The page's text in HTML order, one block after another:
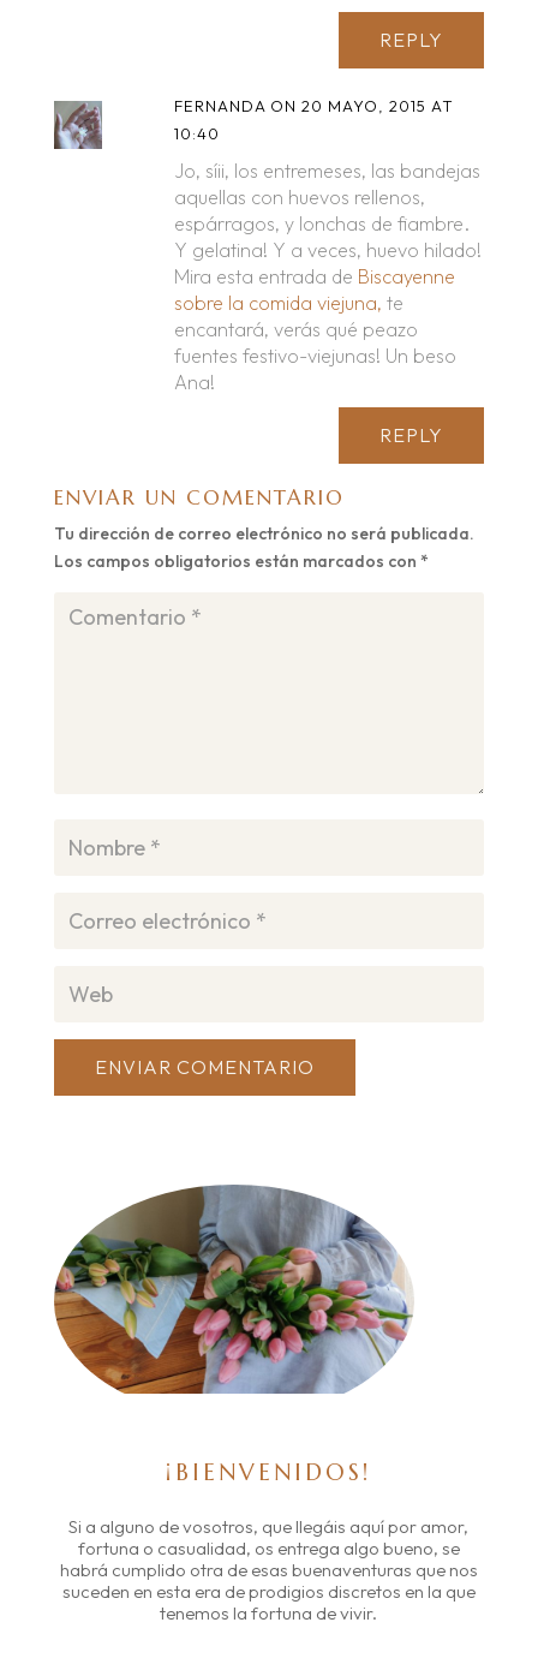
REPLY
FERNANDA ON 20 MAYO, 2015 AT
10:40
Jo, síii, los entremeses, las bandejas
aquellas con huevos rellenos,
espárragos, y lonchas de fiambre.
Y gelatina! Y a veces, huevo hilado!
Mira esta entrada de Biscayenne
sobre la comida viejuna, te
encantará, verás qué peazo
fuentes festivo-viejunas! Un beso
Ana!
REPLY
ENVIAR UN COMENTARIO
Tu dirección de correo electrónico no será publicada.
Los campos obligatorios están marcados con *
ENVIAR COMENTARIO
¡BIENVENIDOS!
Si a alguno de vosotros, que llegáis aquí por amor,
fortuna o casualidad, os entrega algo bueno, se
habrá cumplido otra de esas buenaventuras que nos
suceden en esta era de prodigios discretos en la que
tenemos la fortuna de vivir.